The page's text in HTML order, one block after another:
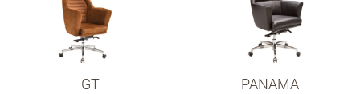
GT PANAMA